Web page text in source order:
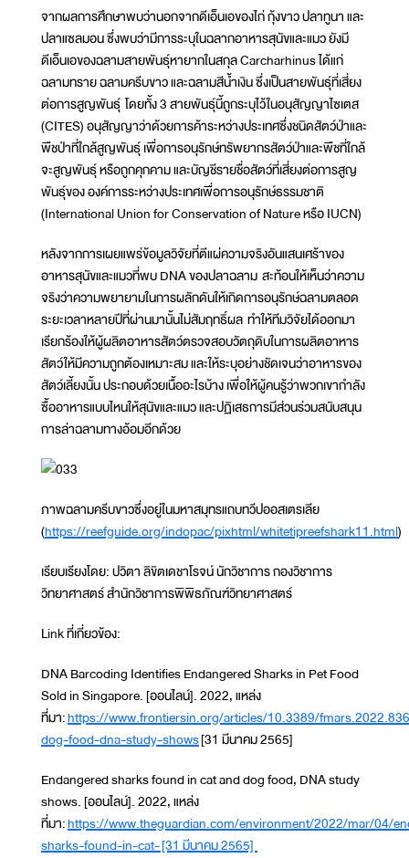
จากผลการศึกษาพบว่านอกจากดีเอ็นเอของไก่ กุ้งขาว ปลาทูนา และ
ปลาแซลมอน ซึ่งพบว่ามีการระบุในฉลากอาหารสุนัขและแมว ยังมี
ดีเอ็นเอของฉลามสายพันธุ์หายากในสกุล Carcharhinus ได้แก่
ฉลามทราย ฉลามครีบขาว และฉลามสีน้ำเงิน ซึ่งเป็นสายพันธุ์ที่เสี่ยง
ต่อการสูญพันธุ์ โดยทั้ง 3 สายพันธุ์นี้ถูกระบุไว้ในอนุสัญญาไซเตส
(CITES) อนุสัญญาว่าด้วยการค้าระหว่างประเทศซึ่งชนิดสัตว์ป่าและ
พืชป่าที่ใกล้สูญพันธุ์ เพื่อการอนุรักษ์ทรัพยากรสัตว์ป่าและพืชที่ใกล้
จะสูญพันธุ์ หรือถูกคุกคาม และบัญชีรายชื่อสัตว์ที่เสี่ยงต่อการสูญ
พันธุ์ของ องค์การระหว่างประเทศเพื่อการอนุรักษ์ธรรมชาติ
(International Union for Conservation of Nature หรือ IUCN)
หลังจากการเผยแพร่ข้อมูลวิจัยที่ตีแผ่ความจริงอันแสนเศร้าของ
อาหารสุนัขและแมวที่พบ DNA ของปลาฉลาม สะท้อนให้เห็นว่าความ
จริงว่าความพยายามในการผลักดันให้เกิดการอนุรักษ์ฉลามตลอด
ระยะเวลาหลายปีที่ผ่านมานั้นไม่สัมฤทธิ์ผล ทำให้ทีมวิจัยได้ออกมา
เรียกร้องให้ผู้ผลิตอาหารสัตว์ตรวจสอบวัตถุดิบในการผลิตอาหาร
สัตว์ให้มีความถูกต้องเหมาะสม และให้ระบุอย่างชัดเจนว่าอาหารของ
สัตว์เลี้ยงนั้น ประกอบด้วยเนื้ออะไรบ้าง เพื่อให้ผู้คนรู้ว่าพวกเขากำลัง
ซื้ออาหารแบบไหนให้สุนัขและแมว และปฏิเสธการมีส่วนร่วมสนับสนุน
การล่าฉลามทางอ้อมอีกด้วย
ภาพฉลามครีบขาวซึ่งอยู่ในมหาสมุทรแถบทวีปออสเตรเลีย
(https://reefguide.org/indopac/pixhtml/whitetipreefshark11.html)
เรียบเรียงโดย: ปวิตา ลิขิตเดชาโรจน์ นักวิชาการ กองวิชาการ
วิทยาศาสตร์ สำนักวิชาการพิพิธภัณฑ์วิทยาศาสตร์
Link ที่เกี่ยวข้อง:
DNA Barcoding Identifies Endangered Sharks in Pet Food
Sold in Singapore. [ออนไลน์]. 2022, แหล่ง
ที่มา:https://www.frontiersin.org/articles/10.3389/
dog-food-dna-study-shows[31 มีนาคม 2565]
Endangered sharks found in cat and dog food, DNA study
shows. [ออนไลน์]. 2022, แหล่ง
ที่มา:https://www.theguardian.com/environment/2022/mar/04/
sharks-found-in-cat- [31 มีนาคม 2565]